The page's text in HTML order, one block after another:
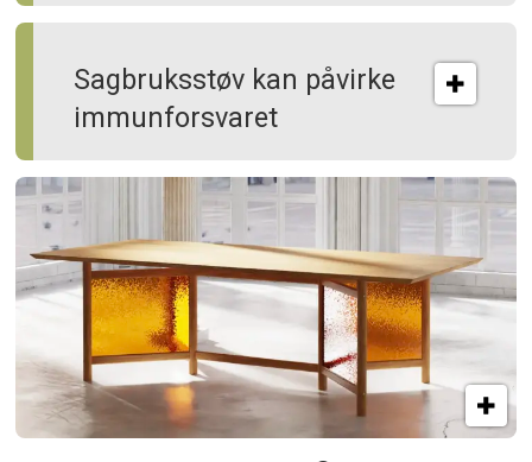
Sagbruksstøv kan på­virke
immun­forsvaret